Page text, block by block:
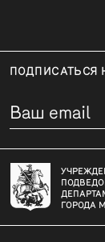
ПОДПИСАТЬСЯ
ГОРОДА